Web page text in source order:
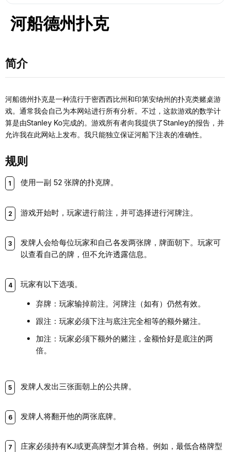
河船德州扑克
简介
河船德州扑克是一种流行于密西西比州和印第安纳州的扑克类赌桌游
戏。通常我会自己为本网站进行所有分析。不过，这款游戏的数学计
算是由Stanley Ko完成的。游戏所有者向我提供了Stanley的报告，并
允许我在此网站上发布。我只能独立保证河船下注表的准确性。
规则
使用一副 52 张牌的扑克牌。
游戏开始时，玩家进行前注，并可选择进行河牌注。
发牌人会给每位玩家和自己各发两张牌，牌面朝下。玩家可
以查看自己的牌，但不允许透露信息。
玩家有以下选项。
弃牌：玩家输掉前注。河牌注（如有）仍然有效。
跟注：玩家必须下注与底注完全相等的额外赌注。
加注：玩家必须下额外的赌注，金额恰好是底注的两
倍。
发牌人发出三张面朝上的公共牌。
发牌人将翻开他的两张底牌。
庄家必须持有KJ或更高牌型才算合格。例如，最低合格牌型